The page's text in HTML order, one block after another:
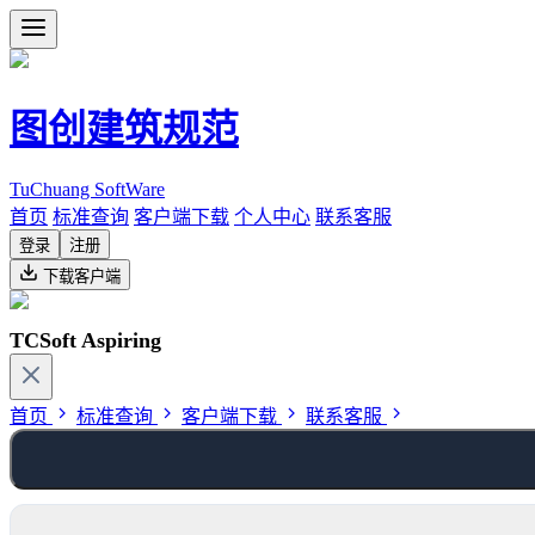
图创建筑规范
TuChuang SoftWare
首页 标准查询 客户端下载 个人中心 联系客服
登录
注册
下载客户端
TCSoft Aspiring
首页 标准查询 客户端下载 联系客服